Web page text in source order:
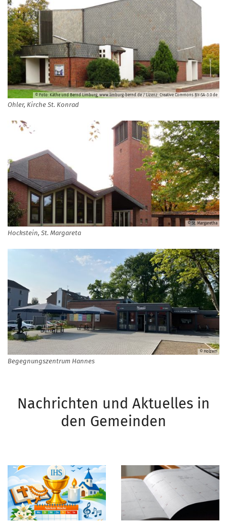
© Foto: Käthe und Bernd Limburg, www.limburg-bernd.de / Lizenz: Creative Commons BY-SA-3.0 de
Ohler, Kirche St. Konrad
© St. Margaretha
Hockstein, St. Margareta
© Holzem
Begegnungszentrum Hannes
Nachrichten und Aktuelles in
den Gemeinden